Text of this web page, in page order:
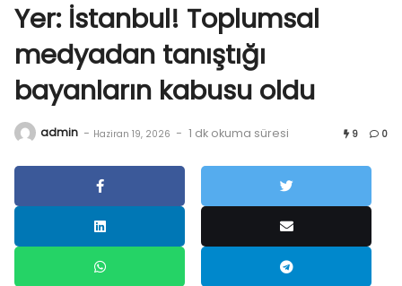
Yer: İstanbul! Toplumsal
medyadan tanıştığı
bayanların kabusu oldu
admin - Haziran 19, 2026 - 1 dk okuma süresi 9 0